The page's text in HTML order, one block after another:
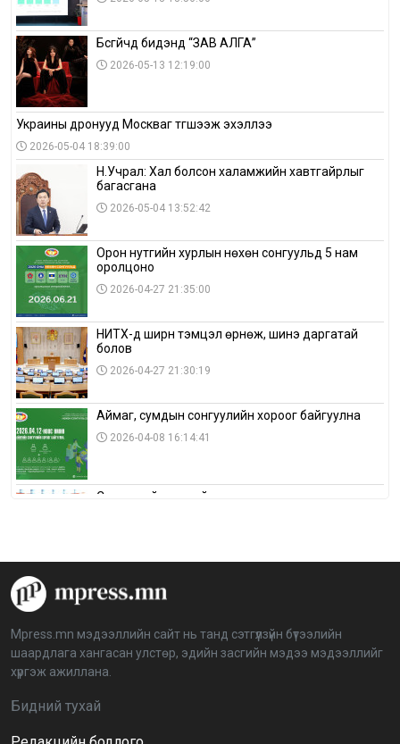
Бүсгүйчүүд бидэнд “ЗАВ АЛГА”
2026-05-13 12:19:00
Украины дронууд Москваг түгшээж эхэллээ
2026-05-04 18:39:00
Н.Учрал: Хал болсон халамжийн хавтгайрлыг
багасгана
2026-05-04 13:52:42
Орон нутгийн хурлын нөхөн сонгуульд 5 нам
оролцоно
2026-04-27 21:35:00
НИТХ-д ширүүн тэмцэл өрнөж, шинэ даргатай
болов
2026-04-27 21:30:19
Аймаг, сумдын сонгуулийн хороог байгуулна
2026-04-08 16:14:41
Сонгуулийн хуулийн зөрчил, шалгах,
аймагт үргэлжилж байна
BTS-ийн тоглолтыг Netflix дэлхий даяар шууд
дамжуулна
Иргэдийн төлөөлөгчдийн хурлын 2026 оны
Mpress.mn мэдээллийн сайт нь танд сэтгүүлзүйн бүтээлийн
шаардлага хангасан улстөр, эдийн засгийн мэдээ мэдээллийг
хүргэж ажиллана.
Бидний тухай